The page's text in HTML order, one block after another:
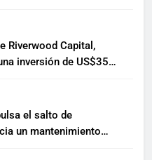
Riverwood Capital,
inversión de US$35
el salto de
un mantenimiento